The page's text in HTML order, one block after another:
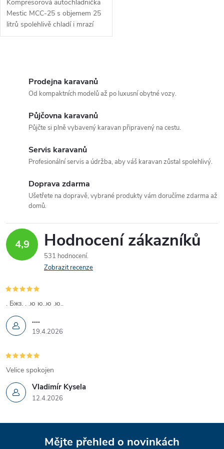
u
d
u
Kompresorová autochladnička
Mestic MCC-25 s objemem 25
litrů spolehlivě chladí i mrazí
bez ohledu na okolní teplotu.
p
r
k
y
v
p
i
s
u
Prodejna karavanů
Od kompaktních modelů až po luxusní obytné vozy.
Půjčovna karavanů
Půjčte si plně vybavený karavan připravený na cestu.
Servis karavanů
Profesionální servis a údržba, aby váš karavan zůstal spolehlivý.
Doprava zdarma
Ušetřete na dopravě, vybrané produkty vám doručíme zdarma až
domů.
4,9 Hodnocení zákazníků
531 hodnocení
Zobrazit recenze
....
19.4.2026
. Бжз. . .ю ю..ю .ю..
Vladimír Kysela
12.4.2026
Velice spokojen
Mějte přehled o novinkách